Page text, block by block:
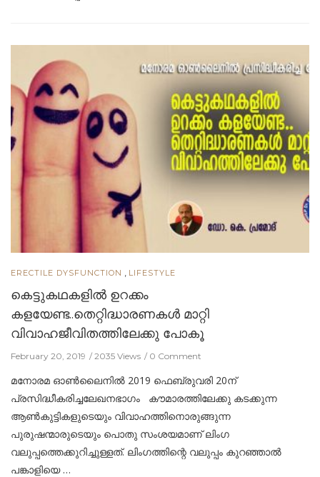
ERECTILE DYSFUNCTION LIFESTYLE
കെട്ടുകഥകളില്‍ ഉറക്കം
കളയേണ്ട..തെറ്റിദ്ധാരണകൾ മാറ്റി
വിവാഹജീവിതത്തിലേക്കു പോകൂ
February 20, 2019 2035 Views 0 Comment
മനോരമ ഓണ്‍ലൈനില്‍ 2019 ഫെബ്രുവരി 20ന്
പ്രസിദ്ധീകരിച്ചലേഖനഭാഗം കൗമാരത്തിലേക്കു കടക്കുന്ന
ആൺകുട്ടികളുടെയും വിവാഹത്തിനൊരുങ്ങുന്ന
പുരുഷന്മാരുടെയും പൊതു സംശയമാണ് ലിംഗ
വലുപ്പത്തെക്കുറിച്ചുള്ളത്. ലിംഗത്തിന്റെ വലുപ്പം കുറഞ്ഞാൽ
പങ്കാളിയെ …